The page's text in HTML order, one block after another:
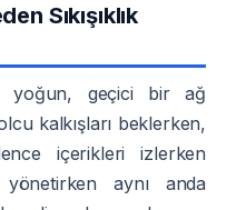
Sıkışıklık
yoğun, geçici bir ağ
kalkışları beklerken,
içerikleri izlerken
aynı anda